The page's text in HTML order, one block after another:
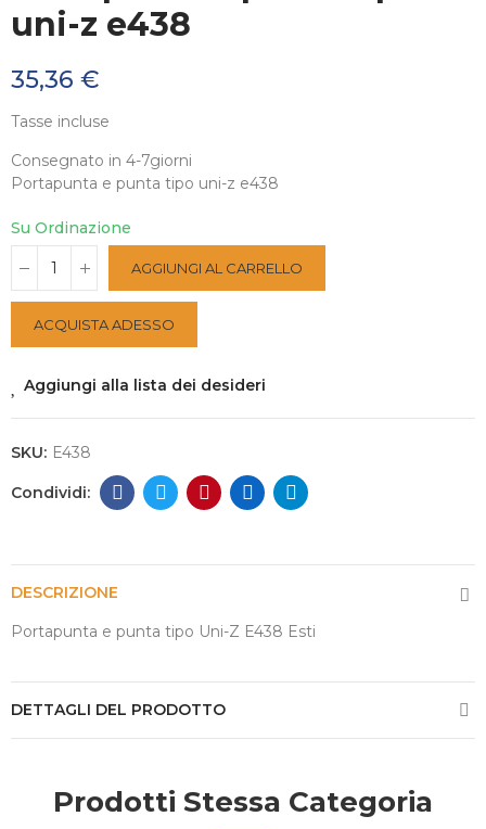
uni-z e438
35,36 €
Tasse incluse
Consegnato in 4-7giorni
Portapunta e punta tipo uni-z e438
Su Ordinazione
AGGIUNGI AL CARRELLO
ACQUISTA ADESSO
Aggiungi alla lista dei desideri
SKU: E438
DESCRIZIONE
Portapunta e punta tipo Uni-Z E438 Esti
DETTAGLI DEL PRODOTTO
Prodotti Stessa Categoria